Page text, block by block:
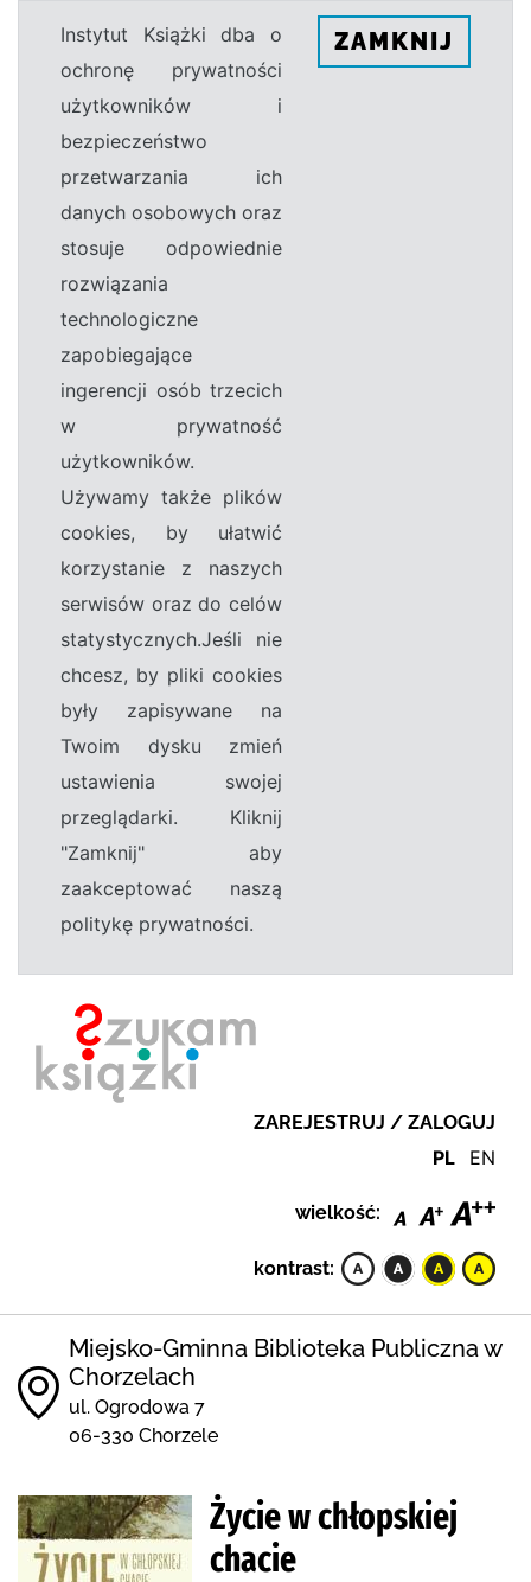
Instytut Książki dba o
ochronę prywatności
użytkowników i
bezpieczeństwo
przetwarzania ich
danych osobowych oraz
stosuje odpowiednie
rozwiązania
technologiczne
zapobiegające
ingerencji osób trzecich
w prywatność
użytkowników.
Używamy także plików
cookies, by ułatwić
korzystanie z naszych
serwisów oraz do celów
statystycznych.Jeśli nie
chcesz, by pliki cookies
były zapisywane na
Twoim dysku zmień
ustawienia swojej
przeglądarki. Kliknij
"Zamknij" aby
zaakceptować naszą
politykę prywatności.
ZAMKNIJ
ZAREJESTRUJ / ZALOGUJ
PL EN
wielkość:
kontrast:
Miejsko-Gminna Biblioteka Publiczna w
Chorzelach
ul. Ogrodowa 7
06-330 Chorzele
Życie w chłopskiej
chacie